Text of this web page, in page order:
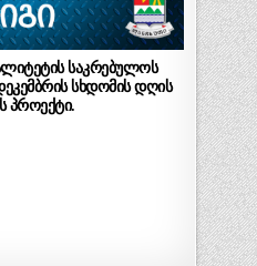
საკრებულოს
სხდომის დღის
პროექტი.